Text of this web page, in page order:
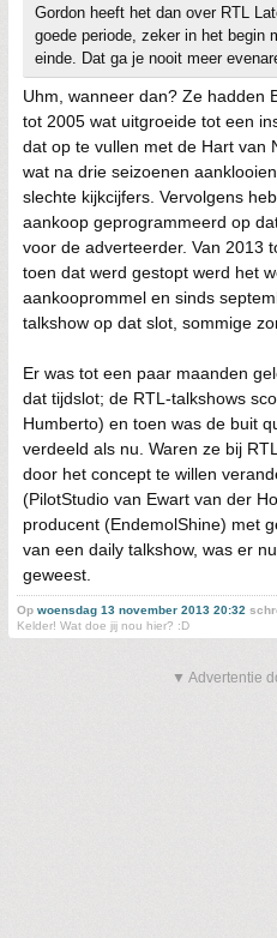
Gordon heeft het dan over RTL
goede periode, zeker in het begin
einde. Dat ga je nooit meer
Uhm, wanneer dan? Ze hadden
tot 2005 wat uitgroeide tot een
dat op te vullen met de Hart van
wat na drie seizoenen
slechte kijkcijfers. Vervolgens
aankoop geprogrammeerd op
voor de adverteerder. Van 2013
toen dat werd gestopt werd het
aankooprommel en sinds
talkshow op dat slot, sommige
Er was tot een paar maanden
dat tijdslot; de RTL-talkshows
Humberto) en toen was de buit
verdeeld als nu. Waren ze bij
door het concept te willen
(PilotStudio van Ewart van der
producent (EndemolShine) met
van een daily talkshow, was er
geweest.
Op woensdag 13 november 2013 20:32
Kelder! Wat doe jij nou hier? :D
▼ Advertentie